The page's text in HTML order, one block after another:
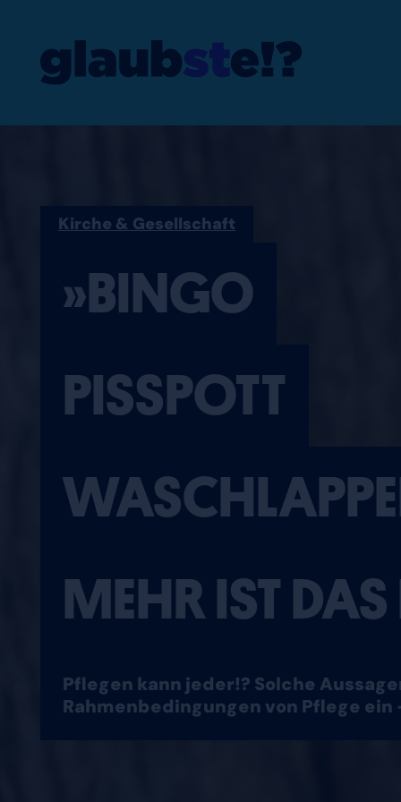
Kirche & Gesellschaft
»BINGO
»BINGO
PISSPOTT
MEHR IST
Pflegen kann jeder!? Solche
Rahmenbedingungen von Pflege ein